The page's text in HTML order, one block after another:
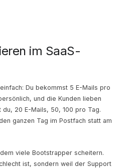
im SaaS-
Du bekommst 5 E-Mails pro
und die Kunden lieben
du, 20 E-Mails, 50, 100 pro Tag.
ganzen Tag im Postfach statt am
viele Bootstrapper scheitern.
ist, sondern weil der Support